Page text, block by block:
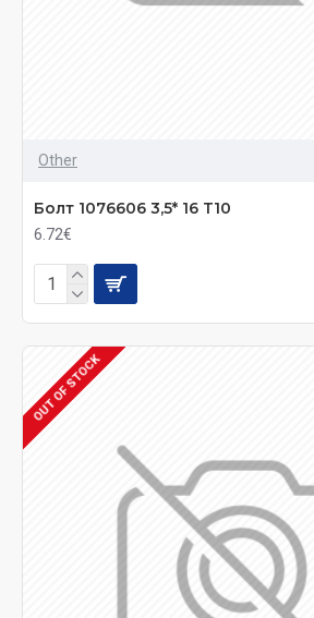
Other
Болт 1076606 3,5* 16 Т10
6.72€
OUT OF STOCK